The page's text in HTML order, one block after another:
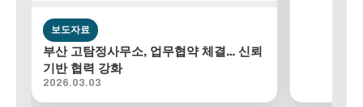
보도자료
부산 고탐정사무소, 업무협약 체결… 신뢰
기반 협력 강화
2026.03.03